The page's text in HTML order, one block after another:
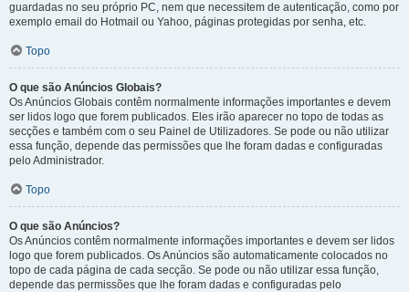
guardadas no seu próprio PC, nem que necessitem de autenticação, como por
exemplo email do Hotmail ou Yahoo, páginas protegidas por senha, etc.
Topo
O que são Anúncios Globais?
Os Anúncios Globais contêm normalmente informações importantes e devem
ser lidos logo que forem publicados. Eles irão aparecer no topo de todas as
secções e também com o seu Painel de Utilizadores. Se pode ou não utilizar
essa função, depende das permissões que lhe foram dadas e configuradas
pelo Administrador.
Topo
O que são Anúncios?
Os Anúncios contêm normalmente informações importantes e devem ser lidos
logo que forem publicados. Os Anúncios são automaticamente colocados no
topo de cada página de cada secção. Se pode ou não utilizar essa função,
depende das permissões que lhe foram dadas e configuradas pelo